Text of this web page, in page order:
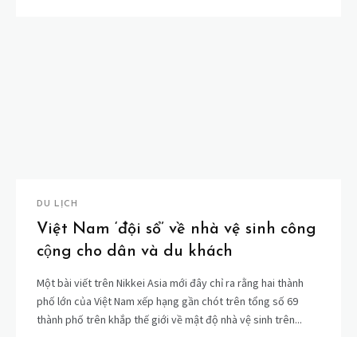
DU LỊCH
Việt Nam ‘đội sổ’ về nhà vệ sinh công
cộng cho dân và du khách
Một bài viết trên Nikkei Asia mới đây chỉ ra rằng hai thành
phố lớn của Việt Nam xếp hạng gần chót trên tổng số 69
thành phố trên khắp thế giới về mật độ nhà vệ sinh trên...